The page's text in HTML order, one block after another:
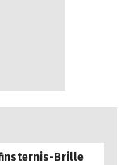
Brille